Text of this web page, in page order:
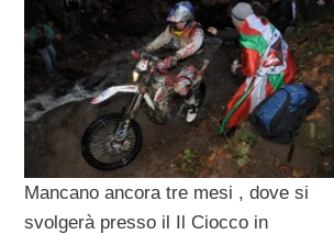
Mancano ancora tre mesi , dove si
svolgerà presso il Il Ciocco in